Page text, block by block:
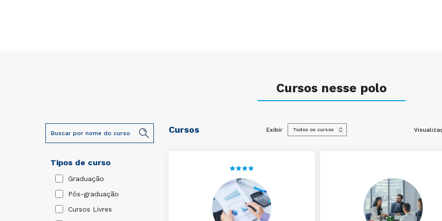
Cursos nesse polo
Tipos de curso
Graduação
Pós-graduação
Cursos Livres
Cursos Exibir